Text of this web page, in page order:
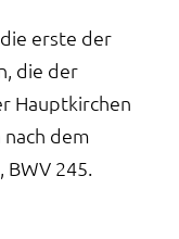
erste der
die der
Hauptkirchen
dem
BWV 245.